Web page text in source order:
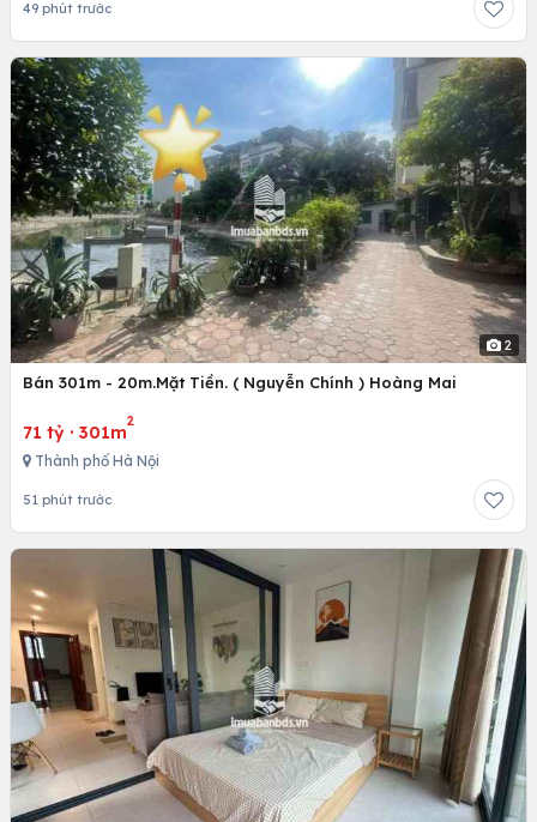
49 phút trước
2
Bán 301m - 20m.Mặt Tiền. ( Nguyễn Chính ) Hoàng Mai
71 tỷ · 301m
2
Thành phố Hà Nội
51 phút trước